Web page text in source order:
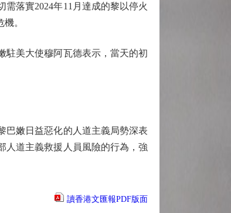
落實2024年11月達成的黎以停火
。
美大使穆阿瓦德表示，當天的初
嫩日益惡化的人道主義局勢深表
人道主義救援人員風險的行為，強
讀香港文匯報PDF版面